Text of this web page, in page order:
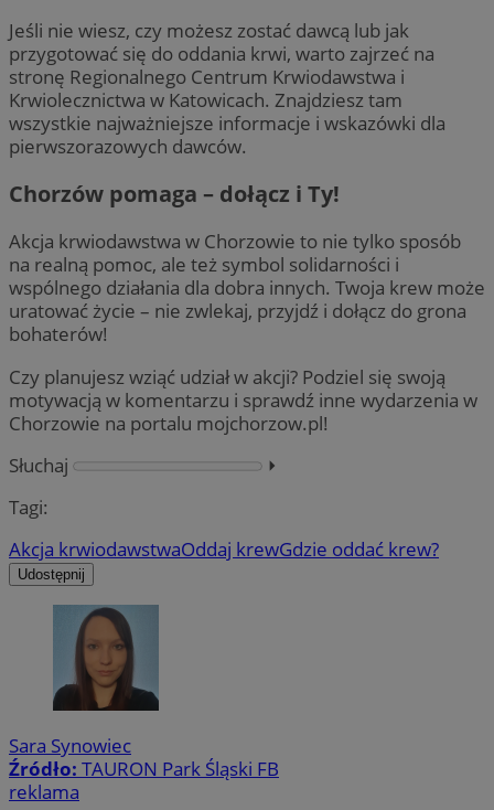
Jeśli nie wiesz, czy możesz zostać dawcą lub jak
przygotować się do oddania krwi, warto zajrzeć na
stronę Regionalnego Centrum Krwiodawstwa i
Krwiolecznictwa w Katowicach. Znajdziesz tam
wszystkie najważniejsze informacje i wskazówki dla
pierwszorazowych dawców.
Chorzów pomaga – dołącz i Ty!
Akcja krwiodawstwa w Chorzowie to nie tylko sposób
na realną pomoc, ale też symbol solidarności i
wspólnego działania dla dobra innych. Twoja krew może
uratować życie – nie zwlekaj, przyjdź i dołącz do grona
bohaterów!
Czy planujesz wziąć udział w akcji? Podziel się swoją
motywacją w komentarzu i sprawdź inne wydarzenia w
Chorzowie na portalu mojchorzow.pl!
Słuchaj
⏵︎
Tagi:
Akcja krwiodawstwaOddaj krewGdzie oddać krew?
Udostępnij
Sara Synowiec
Źródło: TAURON Park Śląski FB
reklama